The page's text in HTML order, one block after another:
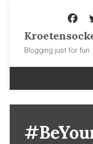
Blogging just for fun